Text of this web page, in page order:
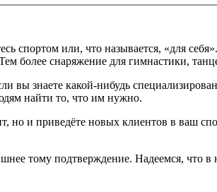
или, что называется, «для
более снаряжение для гимнастики,
вы знаете какой-нибудь
найти то, что им нужно.
но и приведёте новых клиентов в ваш
тому подтверждение. Надеемся, что